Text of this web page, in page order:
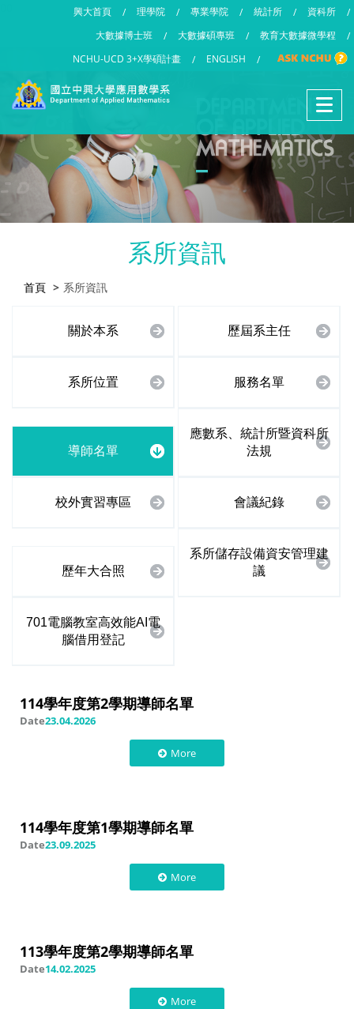
興大首頁 / 理學院 / 專業學院 / 統計所 / 資科所
/
大數據博士班
/ 大數據碩專班 / 教育大數據微學程
/
NCHU-UCD 3+X學碩計畫
/ ENGLISH /
系所資訊
首頁 系所資訊
關於本系 歷屆系主任
系所位置 服務名單
導師名單
應數系、統計所暨資科所
法規
校外實習專區 會議紀錄
歷年大合照
系所儲存設備資安管理建
議
701電腦教室高效能AI電
腦借用登記
114學年度第2學期導師名單
Date23.04.2026
More
114學年度第1學期導師名單
Date23.09.2025
More
113學年度第2學期導師名單
Date14.02.2025
More